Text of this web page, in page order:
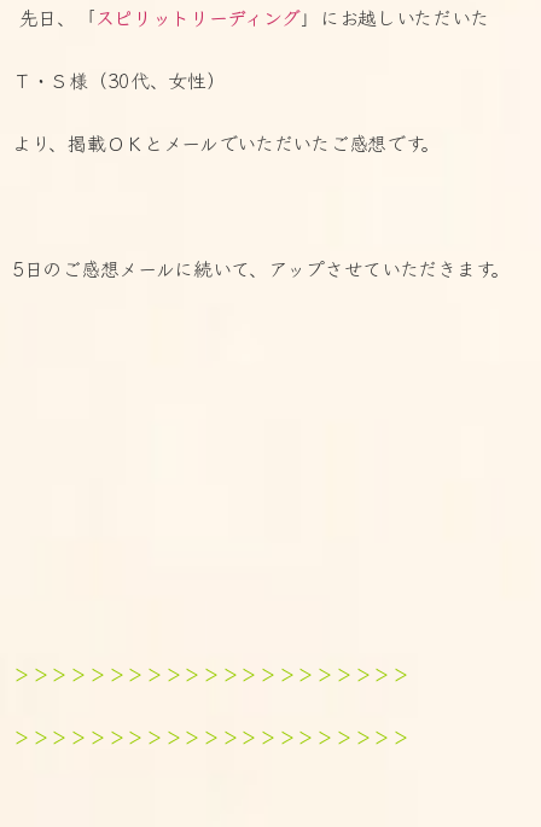
先日、「スピリットリーディング」にお越しいただいた
Ｔ・Ｓ様（30代、女性）
より、掲載ＯＫとメールでいただいたご感想です。
5日のご感想メールに続いて、アップさせていただきます。
＞＞＞＞＞＞＞＞＞＞＞＞＞＞＞＞＞＞＞＞＞
＞＞＞＞＞＞＞＞＞＞＞＞＞＞＞＞＞＞＞＞＞